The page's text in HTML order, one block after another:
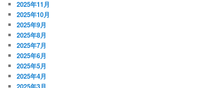
2025年11月
2025年10月
2025年9月
2025年8月
2025年7月
2025年6月
2025年5月
2025年4月